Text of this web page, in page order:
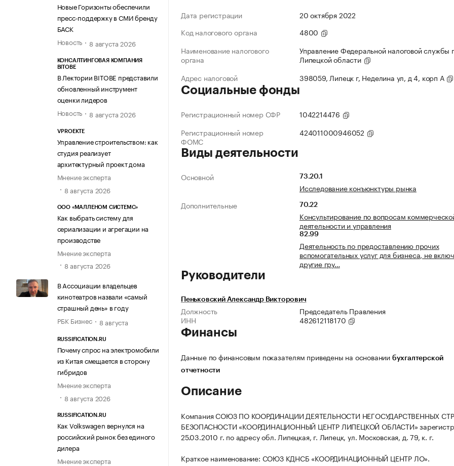
Новые Горизонты обеспечили
пресс-поддержку в СМИ бренду
БАСК
Новость
8 августа 2026
КОНСАЛТИНГОВАЯ КОМПАНИЯ
BITOBE
В Лектории BITOBE представили
обновленный инструмент
оценки лидеров
Новость
8 августа 2026
VPROEKTE
Управление строительством: как
студия реализует
архитектурный проект дома
Мнение эксперта
8 августа 2026
ООО «МАЛЛЕНОМ СИСТЕМС»
Как выбрать систему для
сериализации и агрегации на
производстве
Мнение эксперта
8 августа 2026
В Ассоциации владельцев
кинотеатров назвали «самый
страшный день» в году
РБК Бизнес
8 августа
RUSSIFICATION.RU
Почему спрос на электромобили
из Китая смещается в сторону
гибридов
Мнение эксперта
8 августа 2026
RUSSIFICATION.RU
Как Volkswagen вернулся на
российский рынок без единого
дилера
Мнение эксперта
Дата регистрации
20 октября 2022
Код налогового органа
4800
Наименование налогового
органа
Управление Федеральной налоговой службы
Липецкой области
Адрес налоговой
398059, Липецк г, Неделина ул, д 4, корп А
Социальные фонды
Регистрационный номер СФР
1042214476
Регистрационный номер
ФОМС
424011000946052
Виды деятельности
Основной 73.20.1
Исследование конъюнктуры рынка
Дополнительные
70.22
Консультирование по вопросам
деятельности и управления
82.99
Деятельность по предоставлению прочих
вспомогательных услуг для бизнеса, не
другие гру…
Руководители
Пеньковский Александр Викторович
Должность
Председатель Правления
ИНН
482612118170
Финансы
Данные по финансовым показателям приведены на основании бухгалтерской
отчетности
Описание
Компания СОЮЗ ПО КООРДИНАЦИИ ДЕЯТЕЛЬНОСТИ НЕГОСУДАРСТВЕННЫХ
БЕЗОПАСНОСТИ «КООРДИНАЦИОННЫЙ ЦЕНТР ЛИПЕЦКОЙ ОБЛАСТИ»
25.03.2010 г. по адресу обл. Липецкая, г. Липецк, ул. Московская, д. 79, к. г.
Краткое наименование: СОЮЗ КДНСБ «КООРДИНАЦИОННЫЙ ЦЕНТР ЛО».